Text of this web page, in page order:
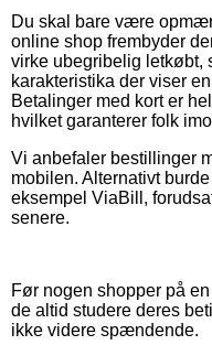
Du skal bare være
online shop frembyder
virke ubegribelig
karakteristika der viser
Betalinger med kort er
hvilket garanterer folk
Vi anbefaler bestillinger
mobilen. Alternativt
eksempel ViaBill,
senere.
Før nogen shopper på
de altid studere deres
ikke videre spændende.